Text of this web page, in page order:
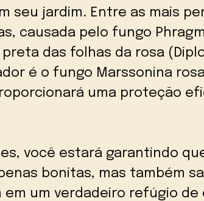
seu jardim. Entre as mais
causada pelo fungo
das folhas da rosa
é o fungo Marssonina
uma proteção
você estará garantindo
bonitas, mas também
um verdadeiro refúgio de